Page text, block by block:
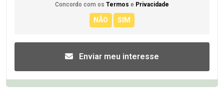
Concordo com os Termos e Privacidade
Enviar meu interesse